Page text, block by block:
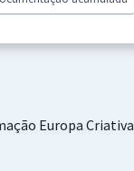
es
t
l
e
Europa Criativa